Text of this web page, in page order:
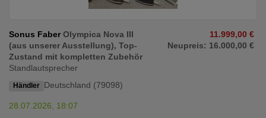
Sonus FaberOlympica Nova III
(aus unserer Ausstellung), Top-
Zustand mit kompletten Zubehör
Standlautsprecher
Händler Deutschland (79098)
11.999,00 €
Neupreis: 16.000,00 €
28.07.2026, 18:07